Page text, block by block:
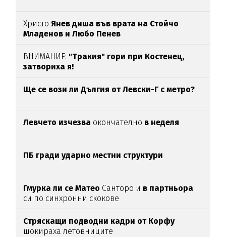
ХристоЯнев диша във врата на Стойчо
Младенов и Любо Пенев
ВНИМАНИЕ: "Тракия" гори при Костенец,
затвориха я!
Ще се вози ли Дългия от Левски-Г с метро?
Левчето изчезва окончателно в неделя
ПБ гради ударно местни структури
Гмурка ли се Матео Санторо и в партньора
си по синхронни скокове
Стряскащи подводни кадри от Корфу
шокираха летовниците